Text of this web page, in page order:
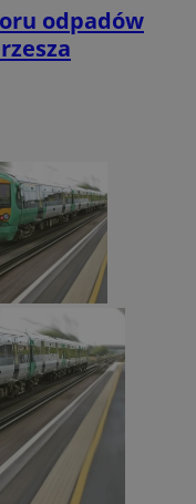
odpadów